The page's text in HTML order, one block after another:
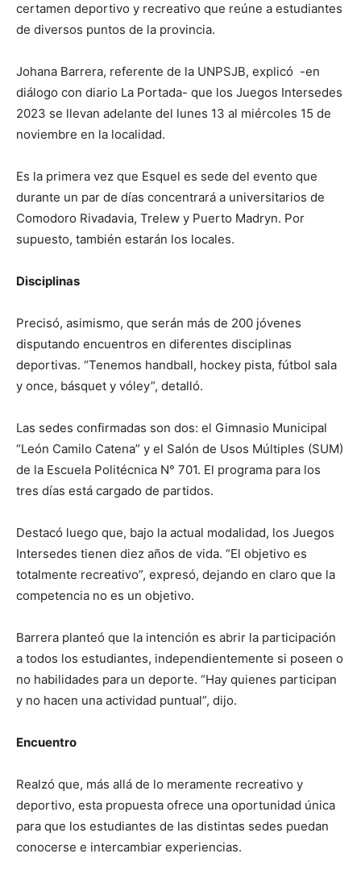
certamen deportivo y recreativo que reúne a estudiantes
de diversos puntos de la provincia.
Johana Barrera, referente de la UNPSJB, explicó -en
diálogo con diario La Portada- que los Juegos Intersedes
2023 se llevan adelante del lunes 13 al miércoles 15 de
noviembre en la localidad.
Es la primera vez que Esquel es sede del evento que
durante un par de días concentrará a universitarios de
Comodoro Rivadavia, Trelew y Puerto Madryn. Por
supuesto, también estarán los locales.
Disciplinas
Precisó, asimismo, que serán más de 200 jóvenes
disputando encuentros en diferentes disciplinas
deportivas. “Tenemos handball, hockey pista, fútbol sala
y once, básquet y vóley”, detalló.
Las sedes confirmadas son dos: el Gimnasio Municipal
“León Camilo Catena” y el Salón de Usos Múltiples (SUM)
de la Escuela Politécnica N° 701. El programa para los
tres días está cargado de partidos.
Destacó luego que, bajo la actual modalidad, los Juegos
Intersedes tienen diez años de vida. “El objetivo es
totalmente recreativo”, expresó, dejando en claro que la
competencia no es un objetivo.
Barrera planteó que la intención es abrir la participación
a todos los estudiantes, independientemente si poseen o
no habilidades para un deporte. “Hay quienes participan
y no hacen una actividad puntual”, dijo.
Encuentro
Realzó que, más allá de lo meramente recreativo y
deportivo, esta propuesta ofrece una oportunidad única
para que los estudiantes de las distintas sedes puedan
conocerse e intercambiar experiencias.